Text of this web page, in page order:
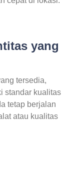
yang
tersedia,
standar kualitas
tetap berjalan
atau kualitas